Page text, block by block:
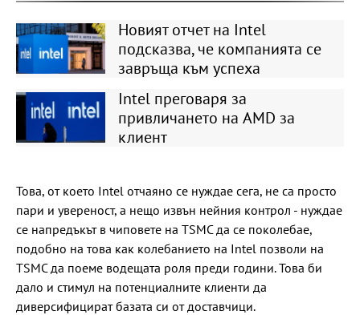
Новият отчет на Intel
подсказва, че компанията се
завръща към успеха
Intel преговаря за
привличането на AMD за
клиент
Това, от което Intel отчаяно се нуждае сега, не са просто
пари и увереност, а нещо извън нейния контрол - нуждае
се напредъкът в чиповете на TSMC да се поколебае,
подобно на това как колебанието на Intel позволи на
TSMC да поеме водещата роля преди години. Това би
дало и стимул на потенциалните клиенти да
диверсифицират базата си от доставчици.